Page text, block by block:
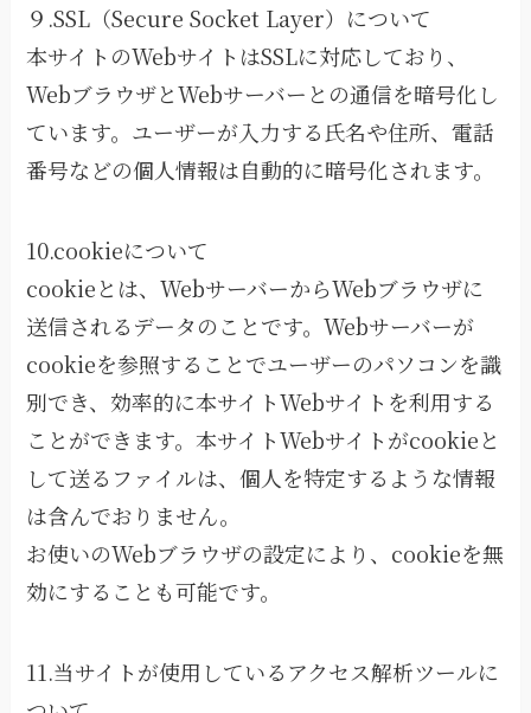
９.SSL（Secure Socket Layer）について
本サイトのWebサイトはSSLに対応しており、
WebブラウザとWebサーバーとの通信を暗号化し
ています。ユーザーが入力する氏名や住所、電話
番号などの個人情報は自動的に暗号化されます。
10.cookieについて
cookieとは、WebサーバーからWebブラウザに
送信されるデータのことです。Webサーバーが
cookieを参照することでユーザーのパソコンを識
別でき、効率的に本サイトWebサイトを利用する
ことができます。本サイトWebサイトがcookieと
して送るファイルは、個人を特定するような情報
は含んでおりません。
お使いのWebブラウザの設定により、cookieを無
効にすることも可能です。
11.当サイトが使用しているアクセス解析ツールに